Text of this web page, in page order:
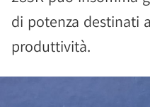
di potenza destinati
produttività.